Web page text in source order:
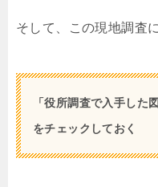
そして、この現地調査
「役所調査で入手した
をチェックしておく